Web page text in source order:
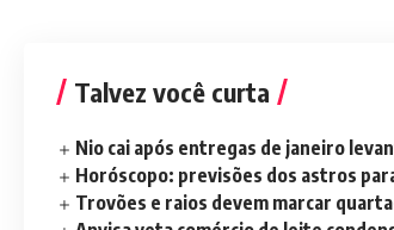
Talvez você curta
Nio cai após entregas de janeiro
Horóscopo: previsões dos astros
Trovões e raios devem marcar